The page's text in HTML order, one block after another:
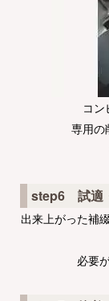
コン
専用の
step6 試適
出来上がった補
必要